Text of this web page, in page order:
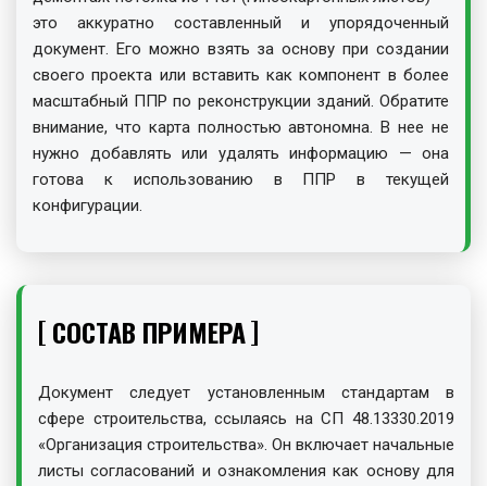
это аккуратно составленный и упорядоченный
документ. Его можно взять за основу при создании
своего проекта или вставить как компонент в более
масштабный ППР по реконструкции зданий. Обратите
внимание, что карта полностью автономна. В нее не
нужно добавлять или удалять информацию — она
готова к использованию в ППР в текущей
конфигурации.
СОСТАВ ПРИМЕРА
Документ следует установленным стандартам в
сфере строительства, ссылаясь на СП 48.13330.2019
«Организация строительства». Он включает начальные
листы согласований и ознакомления как основу для